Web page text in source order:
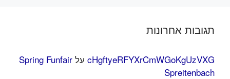
תגובות אחרונות
cHgftyeRFYXrCmWGoKgUzVXG על Spring Funfair
Spreitenbach